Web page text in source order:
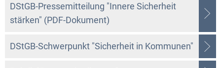
DStGB-Pressemitteilung "Innere Sicherheit
stärken" (PDF-Dokument)
DStGB-Schwerpunkt "Sicherheit in Kommunen"